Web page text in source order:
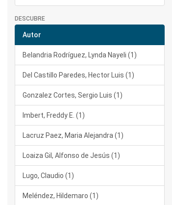
DESCUBRE
Autor
Belandria Rodríguez, Lynda Nayeli (1)
Del Castillo Paredes, Hector Luis (1)
Gonzalez Cortes, Sergio Luis (1)
Imbert, Freddy E. (1)
Lacruz Paez, Maria Alejandra (1)
Loaiza Gil, Alfonso de Jesús (1)
Lugo, Claudio (1)
Meléndez, Hildemaro (1)